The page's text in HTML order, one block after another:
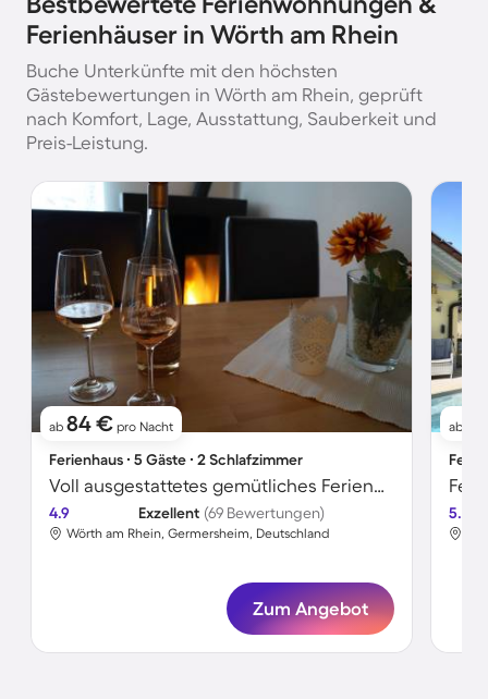
Ferienhäuser in Wörth am Rhein
Buche Unterkünfte mit den höchsten
Gästebewertungen in Wörth am Rhein, geprüft
nach Komfort, Lage, Ausstattung, Sauberkeit und
Preis-Leistung.
ab 84 € pro Nacht
Ferienhaus ∙ 5 Gäste ∙ 2 Schlafzimmer
Voll ausgestattetes gemütliches Ferienhaus mit Grill und Garten | Haustiere sind willkommen
4.9 Exzellent (69 Bewertungen)
Wörth am Rhein, Germersheim, Deutschland
Zum Angebot
ab
5.0